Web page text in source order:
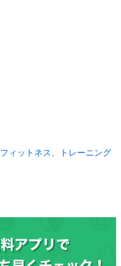
フィットネス、トレーニング